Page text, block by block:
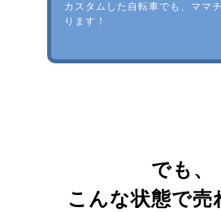
カスタムした自転車でも、ママ
ります！
でも、
こんな状態で売